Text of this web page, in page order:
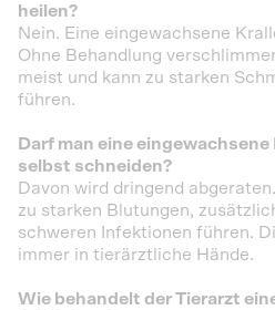
heilen?
Nein. Eine eingewachsene
Ohne Behandlung
meist und kann zu starken
führen.
Darf man eine
selbst schneiden?
Davon wird dringend
zu starken Blutungen,
schweren Infektionen führen.
immer in tierärztliche Hände.
Wie behandelt der Tierarzt